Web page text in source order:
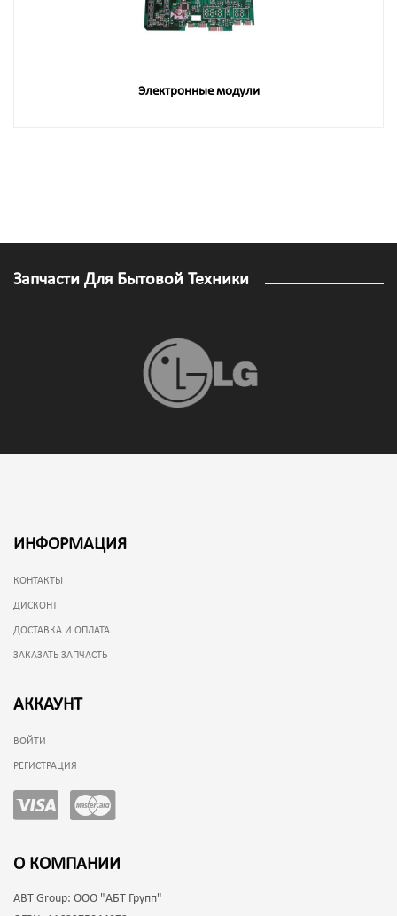
Электронные модули
Запчасти Для Бытовой Техники
ИНФОРМАЦИЯ
КОНТАКТЫ
ДИСКОНТ
ДОСТАВКА И ОПЛАТА
ЗАКАЗАТЬ ЗАПЧАСТЬ
АККАУНТ
ВОЙТИ
РЕГИСТРАЦИЯ
О КОМПАНИИ
ABT Group: ООО "АБТ Групп"